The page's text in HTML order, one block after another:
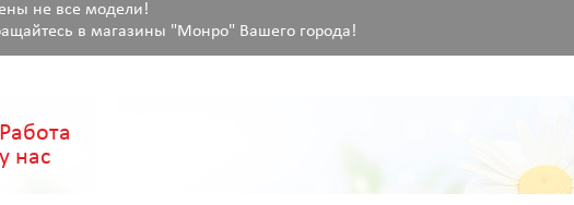
не все модели!
в магазины "Монро" Вашего города!
Работа
у нас